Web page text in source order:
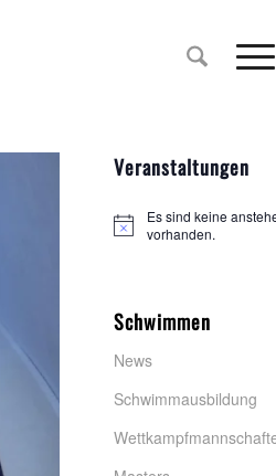
Veranstaltungen
Hinweis
Es sind keine
vorhanden.
Schwimmen
News
Schwimmausbildung